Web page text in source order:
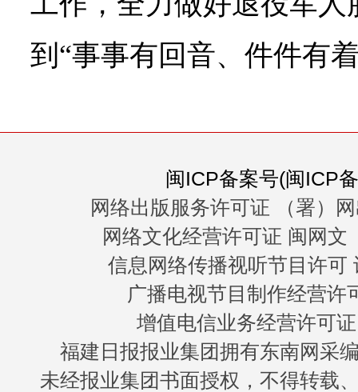
到“事事有回音、件件有
闽ICP备案号(闽ICP
网络出版服务许可证 （署）
网络文化经营许可证 闽网文
信息网络传播视听节目许可
广播电视节目制作经营许
增值电信业务经营许可
福建日报报业集团拥有东南网采
未经报业集团书面授权，不得转载